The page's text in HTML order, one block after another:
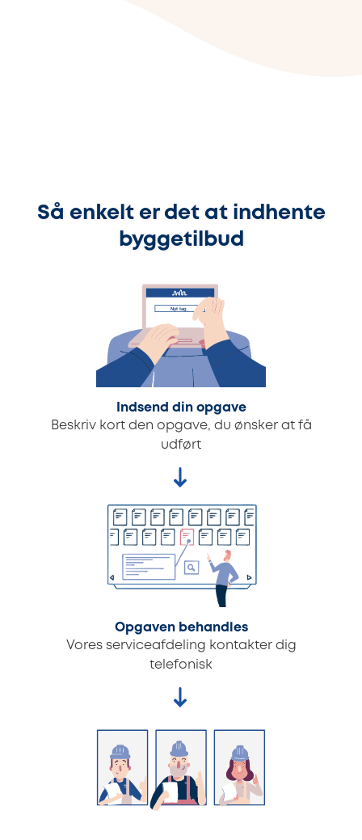
Så enkelt er det at indhente
byggetilbud
Indsend din opgave
Beskriv kort den opgave, du ønsker at få
udført
Opgaven behandles
Vores serviceafdeling kontakter dig
telefonisk